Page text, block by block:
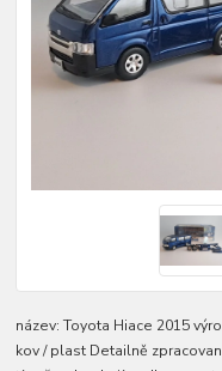
název: Toyota Hiace 2015
kov / plast Detailně